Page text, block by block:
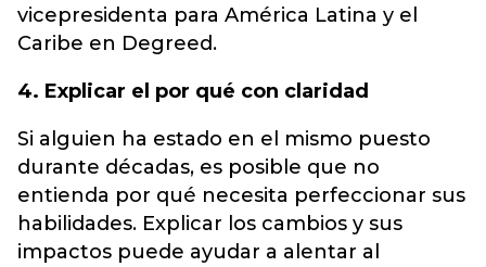
vicepresidenta para América Latina y el
Caribe en Degreed.
4. Explicar el por qué con claridad
Si alguien ha estado en el mismo puesto
durante décadas, es posible que no
entienda por qué necesita perfeccionar sus
habilidades. Explicar los cambios y sus
impactos puede ayudar a alentar al